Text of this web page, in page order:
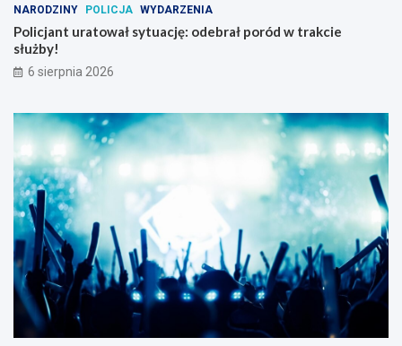
NARODZINY POLICJA WYDARZENIA
Policjant uratował sytuację: odebrał poród w trakcie
służby!
6 sierpnia 2026